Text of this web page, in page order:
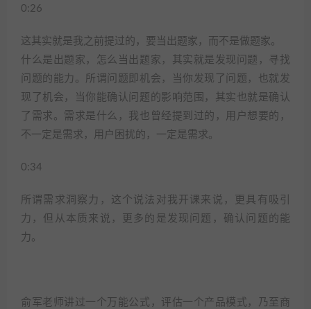
0:26
这其实就是我之前提过的，要当出题家，而不是做题家。
什么是出题家，怎么当出题家，其实就是发现问题，寻找
问题的能力。所谓问题即机会，当你发现了问题，也就发
现了机会，当你能确认问题的影响范围，其实也就是确认
了需求。需求是什么，我也曾经提到过的，用户想要的，
不一定是需求，用户困扰的，一定是需求。
0:34
所谓需求洞察力，这个说法对我开课来说，更具有吸引
力，但从本质来说，更多的是发现问题，确认问题的能
力。
俞军老师讲过一个万能公式，评估一个产品模式，乃至商